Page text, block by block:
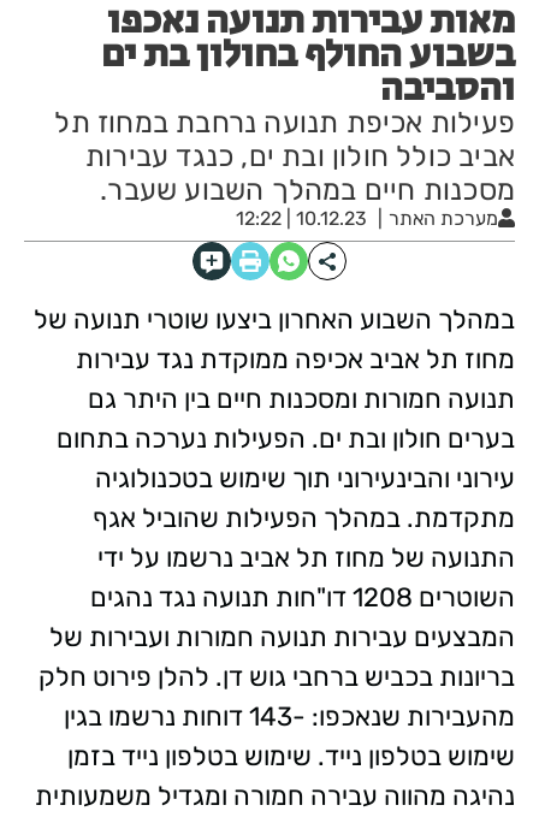
מאות עבירות תנועה נאכפו
בשבוע החולף בחולון בת ים
והסביבה
פעילות אכיפת תנועה נרחבת במחוז תל
אביב כולל חולון ובת ים, כנגד עבירות
מסכנות חיים במהלך השבוע שעבר.
מערכת האתר 10.12.23 | 12:22
במהלך השבוע האחרון ביצעו שוטרי תנועה של
מחוז תל אביב אכיפה ממוקדת נגד עבירות
תנועה חמורות ומסכנות חיים בין היתר גם
בערים חולון ובת ים. הפעילות נערכה בתחום
עירוני והבינעירוני תוך שימוש בטכנולוגיה
מתקדמת. במהלך הפעילות שהוביל אגף
התנועה של מחוז תל אביב נרשמו על ידי
השוטרים 1208 דו"חות תנועה נגד נהגים
המבצעים עבירות תנועה חמורות ועבירות של
בריונות בכביש ברחבי גוש דן. להלן פירוט חלק
מהעבירות שנאכפו: -143 דוחות נרשמו בגין
שימוש בטלפון נייד. שימוש בטלפון נייד בזמן
נהיגה מהווה עבירה חמורה ומגדיל משמעותית